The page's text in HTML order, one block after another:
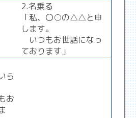
2.名乗る
「私、〇○の△△と申
します。
いつもお世話になっ
ております」
ら
お